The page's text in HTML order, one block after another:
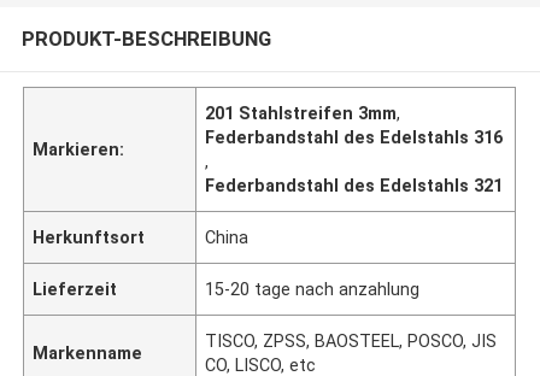
PRODUKT-BESCHREIBUNG
Markieren:
201 Stahlstreifen 3mm,
Federbandstahl des Edelstahls 316
,
Federbandstahl des Edelstahls 321
Herkunftsort China
Lieferzeit 15-20 tage nach anzahlung
Markenname
TISCO, ZPSS, BAOSTEEL, POSCO, JIS
CO, LISCO, etc